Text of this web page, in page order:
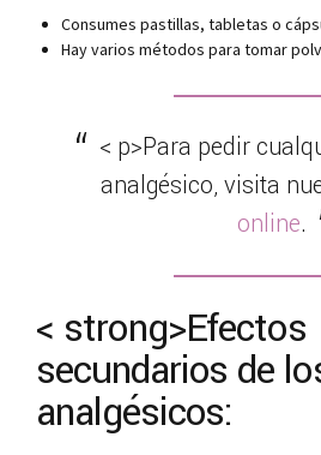
Consumes pastillas, tabletas o
Hay varios métodos para tomar
< p>Para pedir
analgésico, visita
online.
< strong>Efectos
secundarios de
analgésicos: